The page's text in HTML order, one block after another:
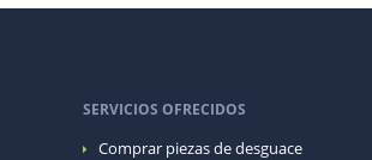
SERVICIOS OFRECIDOS
Comprar piezas de desguace